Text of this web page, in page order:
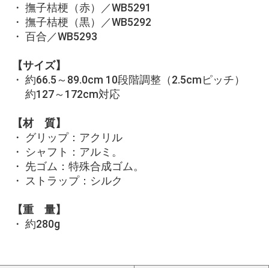
・ 撫子桔梗（赤）／WB5291
・ 撫子桔梗（黒）／WB5292
・ 百合／WB5293
【サイズ】
・ 約66.5～89.0cm 10段階調整（2.5cmピッチ）
約127～172cm対応
【材 質】
・ グリップ：アクリル
・ シャフト：アルミ。
・ 先ゴム：特殊合成ゴム。
・ ストラップ：シルク
【重 量】
・ 約280g